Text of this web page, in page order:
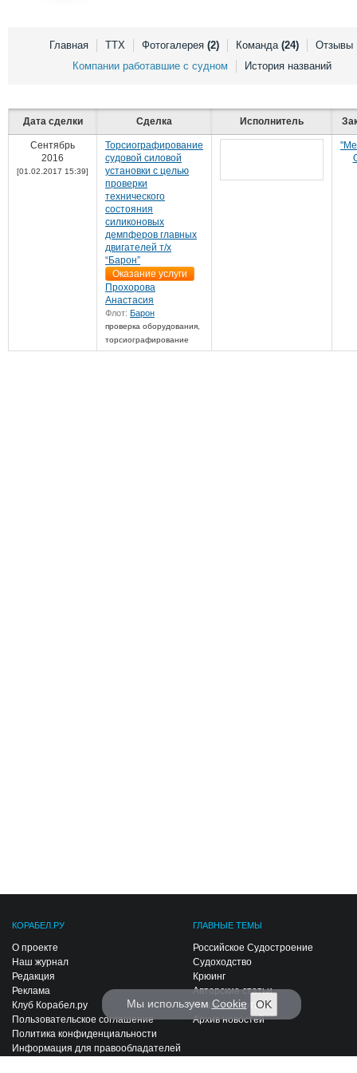
Словарь
Отзывы
Все службы
Главная ТТХ Фотогалерея (2) Команда (24)
Отзывы
Компании работавшие с судном
История названий
Дата сделки Сделка Исполнитель
Сентябрь
2016
[01.02.2017 15:39]
Торсиографирование
судовой силовой
установки с целью
проверки
технического
состояния
силиконовых
демпферов главных
двигателей т/х
“Барон”
Оказание услуги
Прохорова
Анастасия
Флот: Барон
проверка оборудования,
торсиографирование
КОРАБЕЛ.РУ
О проекте
Наш журнал
Редакция
Реклама
Клуб Корабел.ру
Пользовательское соглашение
Политика конфиденциальности
Информация для правообладателей
ГЛАВНЫЕ ТЕМЫ
Российское Судостроение
Судоходство
Крюинг
Авторские статьи
Наши репортажи
Архив новостей
Мы используем Cookie OK